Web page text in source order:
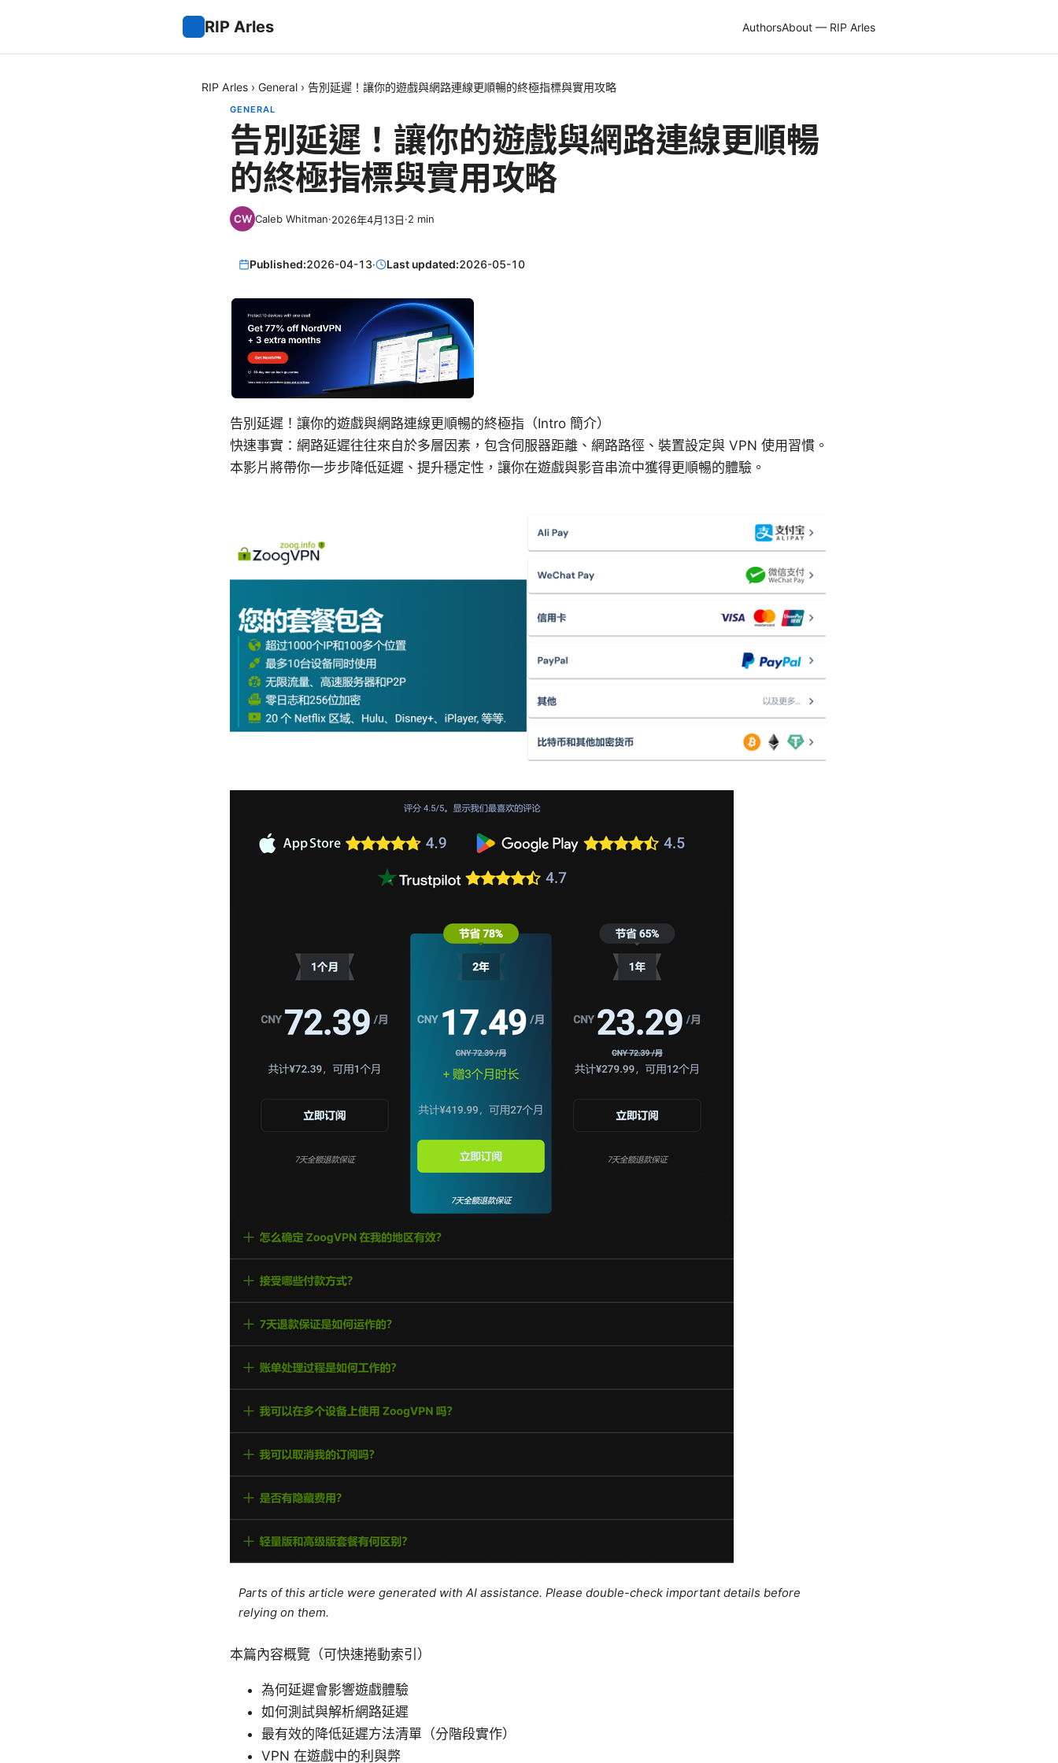
RIP Arles AuthorsAbout — RIP Arles
RIP Arles › General › 告別延遲！讓你的遊戲與網路連線更順暢的終極指標與實用攻略
GENERAL
告別延遲！讓你的遊戲與網路連線更順暢
的終極指標與實用攻略
Caleb Whitman·2026年4月13日·2 min
Published:2026-04-13· Last updated:2026-05-10
告別延遲！讓你的遊戲與網路連線更順暢的終極指（Intro 簡介）
快速事實：網路延遲往往來自於多層因素，包含伺服器距離、網路路徑、裝置設定與 VPN 使用習慣。
本影片將帶你一步步降低延遲、提升穩定性，讓你在遊戲與影音串流中獲得更順暢的體驗。
Parts of this article were generated with AI assistance. Please double-check important details before
relying on them.
本篇內容概覽（可快速捲動索引）
為何延遲會影響遊戲體驗
如何測試與解析網路延遲
最有效的降低延遲方法清單（分階段實作）
VPN 在遊戲中的利與弊